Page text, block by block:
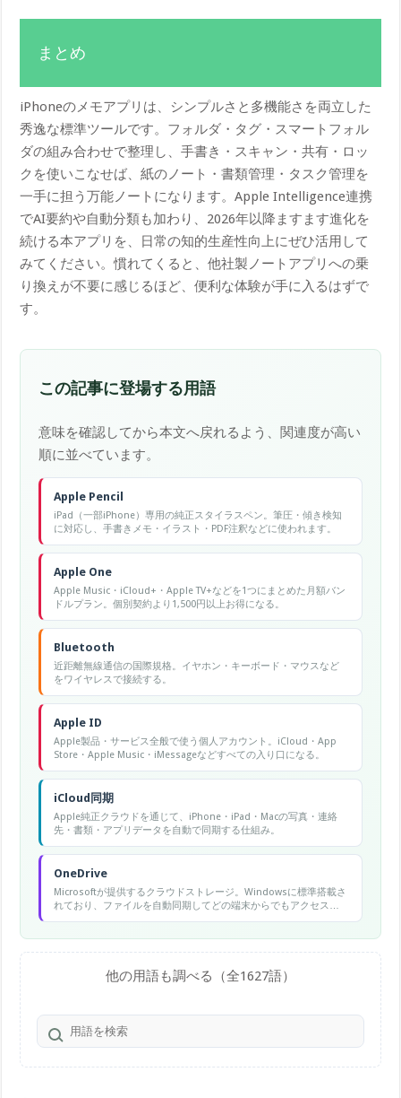
まとめ
iPhoneのメモアプリは、シンプルさと多機能さを両立した
秀逸な標準ツールです。フォルダ・タグ・スマートフォル
ダの組み合わせで整理し、手書き・スキャン・共有・ロッ
クを使いこなせば、紙のノート・書類管理・タスク管理を
一手に担う万能ノートになります。Apple Intelligence連携
でAI要約や自動分類も加わり、2026年以降ますます進化を
続ける本アプリを、日常の知的生産性向上にぜひ活用して
みてください。慣れてくると、他社製ノートアプリへの乗
り換えが不要に感じるほど、便利な体験が手に入るはずで
す。
この記事に登場する用語
意味を確認してから本文へ戻れるよう、関連度が高い
順に並べています。
Apple Pencil
iPad（一部iPhone）専用の純正スタイラスペン。筆圧・傾き検知
に対応し、手書きメモ・イラスト・PDF注釈などに使われます。
Apple One
Apple Music・iCloud+・Apple TV+などを1つにまとめた月額バン
ドルプラン。個別契約より1,500円以上お得になる。
Bluetooth
近距離無線通信の国際規格。イヤホン・キーボード・マウスなど
をワイヤレスで接続する。
Apple ID
Apple製品・サービス全般で使う個人アカウント。iCloud・App
Store・Apple Music・iMessageなどすべての入り口になる。
iCloud同期
Apple純正クラウドを通じて、iPhone・iPad・Macの写真・連絡
先・書類・アプリデータを自動で同期する仕組み。
OneDrive
Microsoftが提供するクラウドストレージ。Windowsに標準搭載さ
れており、ファイルを自動同期してどの端末からでもアクセスで
きる。
他の用語も調べる（全1627語）